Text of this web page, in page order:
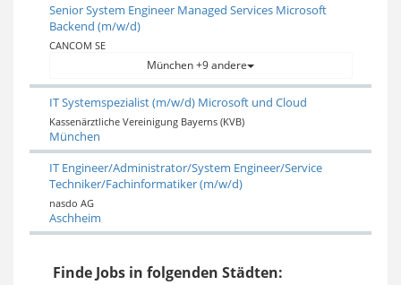
Senior System Engineer Managed Services Microsoft
Backend (m/w/d)
CANCOM SE
München +9 andere
IT Systemspezialist (m/w/d) Microsoft und Cloud
Kassenärztliche Vereinigung Bayerns (KVB)
München
IT Engineer/Administrator/System Engineer/Service
Techniker/Fachinformatiker (m/w/d)
nasdo AG
Aschheim
Finde Jobs in folgenden Städten: